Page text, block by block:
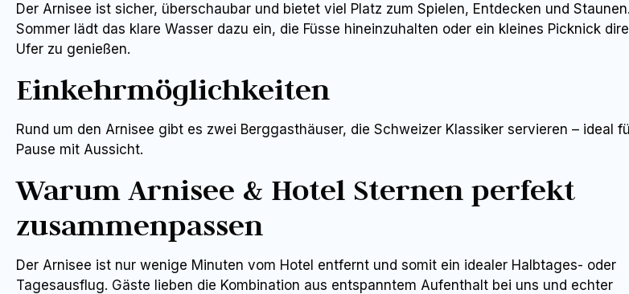
Der Arnisee ist sicher, überschaubar und bietet viel Platz zum Spielen, Entdecken und
Sommer lädt das klare Wasser dazu ein, die Füsse hineinzuhalten oder ein kleines Picknick
Ufer zu genießen.
Einkehrmöglichkeiten
Rund um den Arnisee gibt es zwei Berggasthäuser, die Schweizer Klassiker servieren – ideal
Pause mit Aussicht.
Warum Arnisee & Hotel Sternen perfekt
zusammenpassen
Der Arnisee ist nur wenige Minuten vom Hotel entfernt und somit ein idealer Halbtages- oder
Tagesausflug. Gäste lieben die Kombination aus entspanntem Aufenthalt bei uns und echter